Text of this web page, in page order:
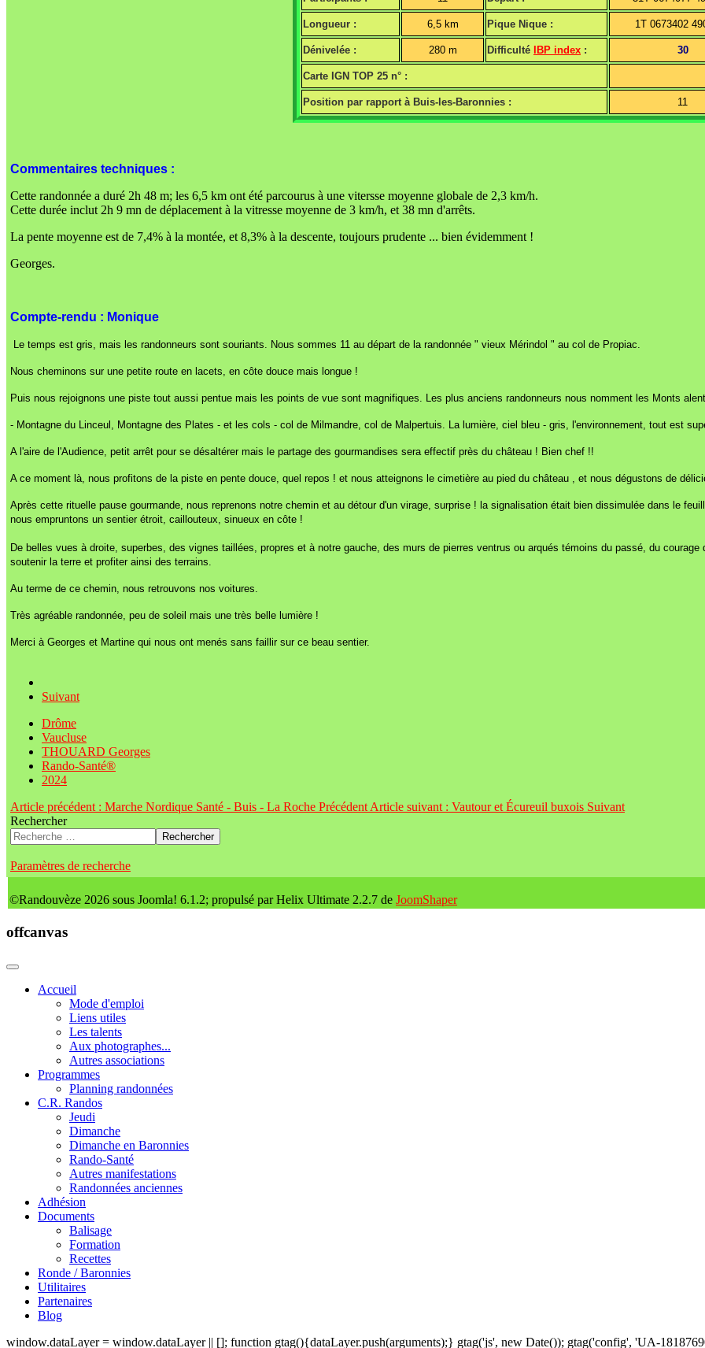
Longueur : 6,5 km Pique Nique : 1T 0673402
Dénivelée : 280 m Difficulté IBP index : 30
Carte IGN TOP 25 n° :
Position par rapport à Buis-les-Baronnies : 11
Commentaires techniques :
Cette randonnée a duré 2h 48 m; les 6,5 km ont été parcourus à une vitersse moyenne globale de 2,3 km/h.
Cette durée inclut 2h 9 mn de déplacement à la vitresse moyenne de 3 km/h, et 38 mn d'arrêts.
La pente moyenne est de 7,4% à la montée, et 8,3% à la descente, toujours prudente ... bien évidemment !
Georges.
Compte-rendu : Monique
Le temps est gris, mais les randonneurs sont souriants. Nous sommes 11 au départ de la randonnée " vieux Mérindol " au col de Propiac.
Nous cheminons sur une petite route en lacets, en côte douce mais longue !
Puis nous rejoignons une piste tout aussi pentue mais les points de vue sont magnifiques. Les plus anciens randonneurs nous nomment les Monts
- Montagne du Linceul, Montagne des Plates - et les cols - col de Milmandre, col de Malpertuis. La lumière, ciel bleu - gris, l'environnement, tout est
A l'aire de l'Audience, petit arrêt pour se désaltérer mais le partage des gourmandises sera effectif près du château ! Bien chef !!
A ce moment là, nous profitons de la piste en pente douce, quel repos ! et nous atteignons le cimetière au pied du château , et nous dégustons de
Après cette rituelle pause gourmande, nous reprenons notre chemin et au détour d'un virage, surprise ! la signalisation était bien dissimulée dans le
nous empruntons un sentier étroit, caillouteux, sinueux en côte !
De belles vues à droite, superbes, des vignes taillées, propres et à notre gauche, des murs de pierres ventrus ou arqués témoins du passé, du
soutenir la terre et profiter ainsi des terrains.
Au terme de ce chemin, nous retrouvons nos voitures.
Très agréable randonnée, peu de soleil mais une très belle lumière !
Merci à Georges et Martine qui nous ont menés sans faillir sur ce beau sentier.
Suivant
Drôme
Vaucluse
THOUARD Georges
Rando-Santé®
2024
Article précédent : Marche Nordique Santé - Buis - La Roche Précédent Article suivant : Vautour et Écureuil buxois Suivant
Rechercher
Rechercher
Paramètres de recherche
©Randouvèze 2026 sous Joomla! 6.1.2; propulsé par Helix Ultimate 2.2.7 de JoomShaper
offcanvas
Accueil
Mode d'emploi
Liens utiles
Les talents
Aux photographes...
Autres associations
Programmes
Planning randonnées
C.R. Randos
Jeudi
Dimanche
Dimanche en Baronnies
Rando-Santé
Autres manifestations
Randonnées anciennes
Adhésion
Documents
Balisage
Formation
Recettes
Ronde / Baronnies
Utilitaires
Partenaires
Blog
window.dataLayer = window.dataLayer || []; function gtag(){dataLayer.push(arguments);} gtag('js', new Date()); gtag('config', 'UA-